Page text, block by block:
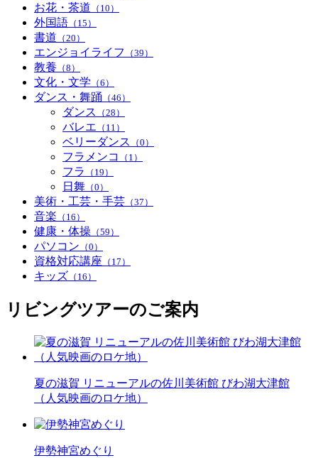
お花・茶道 （10）
外国語 （15）
書道 （20）
エンジョイライフ （39）
教養 （8）
文化・文学 （6）
ダンス・舞踊 （46）
ダンス （28）
バレエ （11）
ベリーダンス （0）
フラメンコ （1）
フラ （19）
日舞 （0）
美術・工芸・手芸 （37）
音楽 （16）
健康・体操 （59）
パソコン （0）
資格対応講座 （17）
キッズ （16）
リビングツアーのご案内
夏の滋賀 リニューアルの佐川美術館 びわ湖大津館
（人気映画のロケ地）
伊勢神宮めぐり